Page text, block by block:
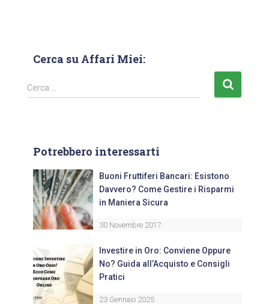
Cerca su Affari Miei:
Cerca …
Potrebbero interessarti
Buoni Fruttiferi Bancari: Esistono
Davvero? Come Gestire i Risparmi
in Maniera Sicura
30 Novembre 2017
Investire in Oro: Conviene Oppure
No? Guida all’Acquisto e Consigli
Pratici
23 Gennaio 2025